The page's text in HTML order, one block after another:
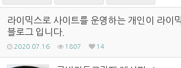
라이믹스로 사이트를 운영하는 개인이 라이
블로그 입니다.
2020.07.16 1807 14